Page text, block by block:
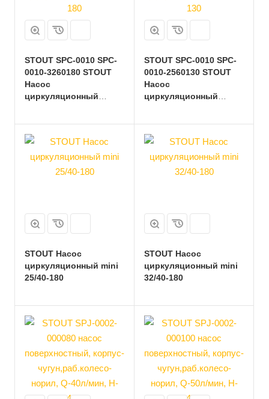
STOUT SPC-0010 SPC-
0010-3260180 STOUT
Насос
циркуляционный
STOUT SPC-0010 SPC-
0010-2560130 STOUT
Насос
циркуляционный
STOUT Насос
циркуляционный mini
25/40-180
STOUT Насос
циркуляционный mini
32/40-180